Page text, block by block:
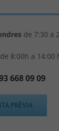
de 7:30 a
de 8:00h a 14:00
668 09 09
PRÈVIA